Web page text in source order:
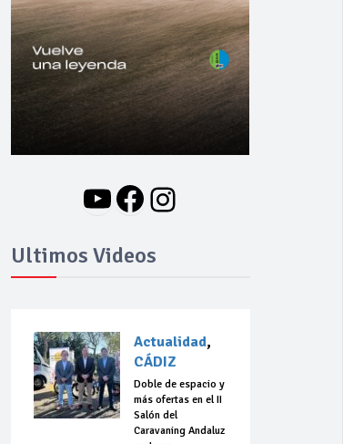
NOVEDADES
Nuevo BMW i3: Y
finalmente el Serie 3
se hizo eléctrico
YouTube
Facebook
Instagram
Ultimos Videos
Actualidad,
CÁDIZ
Doble de espacio y
más ofertas en el II
Salón del
Caravaning Andaluz